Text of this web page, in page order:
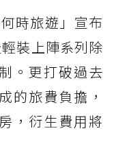
時旅遊」宣布
裝上陣系列除
。更打破過去
的旅費負擔，
，衍生費用將